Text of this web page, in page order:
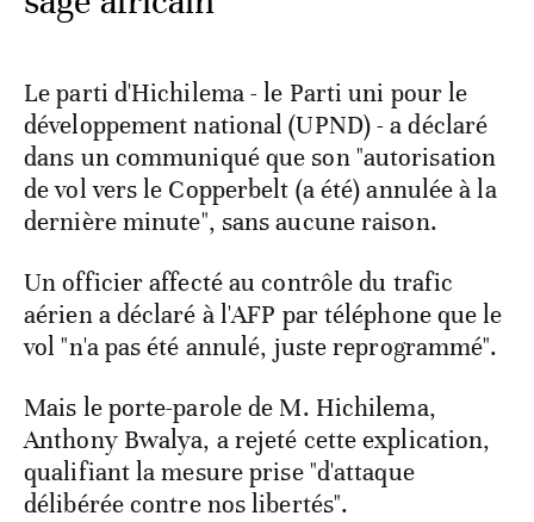
Le parti d'Hichilema - le Parti uni pour le
développement national (UPND) - a déclaré
dans un communiqué que son "autorisation
de vol vers le Copperbelt (a été) annulée à la
dernière minute", sans aucune raison.
Un officier affecté au contrôle du trafic
aérien a déclaré à l'AFP par téléphone que le
vol "n'a pas été annulé, juste reprogrammé".
Mais le porte-parole de M. Hichilema,
Anthony Bwalya, a rejeté cette explication,
qualifiant la mesure prise "d'attaque
délibérée contre nos libertés".